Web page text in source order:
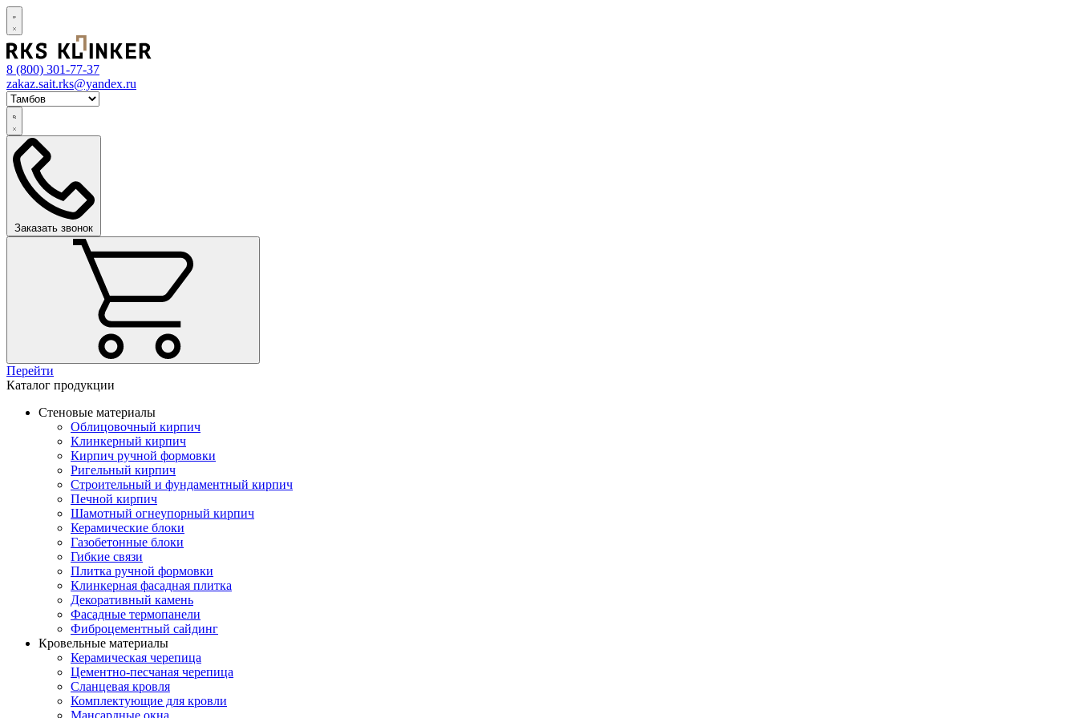
8 (800) 301-77-37
zakaz.sait.rks@yandex.ru
Заказать звонок
Перейти
Каталог продукции
Стеновые материалы
Облицовочный кирпич
Клинкерный кирпич
Кирпич ручной формовки
Ригельный кирпич
Строительный и фундаментный кирпич
Печной кирпич
Шамотный огнеупорный кирпич
Керамические блоки
Газобетонные блоки
Гибкие связи
Плитка ручной формовки
Клинкерная фасадная плитка
Декоративный камень
Фасадные термопанели
Фиброцементный сайдинг
Кровельные материалы
Керамическая черепица
Цементно-песчаная черепица
Сланцевая кровля
Комплектующие для кровли
Мансардные окна